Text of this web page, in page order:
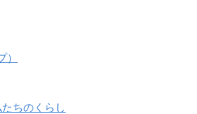
ちのくらし